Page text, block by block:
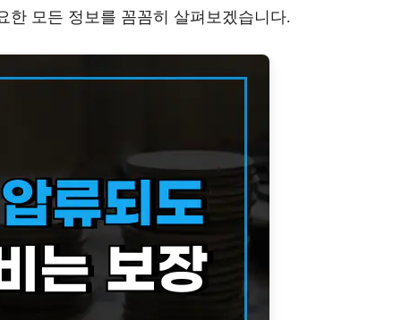
한 모든 정보를 꼼꼼히 살펴보겠습니다.